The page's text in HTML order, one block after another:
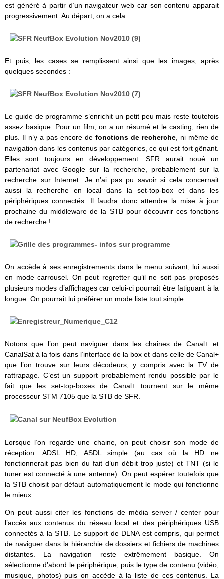
est généré à partir d’un navigateur web car son contenu apparait
progressivement. Au départ, on a cela :
Et puis, les cases se remplissent ainsi que les images, après
quelques secondes :
Le guide de programme s’enrichit un petit peu mais reste toutefois
assez basique. Pour un film, on a un résumé et le casting, rien de
plus. Il n’y a pas encore de fonctions de recherche , ni même de
navigation dans les contenus par catégories, ce qui est fort gênant.
Elles sont toujours en développement. SFR aurait noué un
partenariat avec Google sur la recherche, probablement sur la
recherche sur Internet. Je n’ai pas pu savoir si cela concernait
aussi la recherche en local dans la set-top-box et dans les
périphériques connectés. Il faudra donc attendre la mise à jour
prochaine du middleware de la STB pour découvrir ces fonctions
de recherche !
On accède à ses enregistrements dans le menu suivant, lui aussi
en mode carrousel. On peut regretter qu’il ne soit pas proposés
plusieurs modes d’affichages car celui-ci pourrait être fatiguant à la
longue. On pourrait lui préférer un mode liste tout simple.
Notons que l’on peut naviguer dans les chaines de Canal+ et
CanalSat à la fois dans l’interface de la box et dans celle de Canal+
que l’on trouve sur leurs décodeurs, y compris avec la TV de
rattrapage. C’est un support probablement rendu possible par le
fait que les set-top-boxes de Canal+ tournent sur le même
processeur STM 7105 que la STB de SFR.
Lorsque l’on regarde une chaine, on peut choisir son mode de
réception: ADSL HD, ASDL simple (au cas où la HD ne
fonctionnerait pas bien du fait d’un débit trop juste) et TNT (si le
tuner est connecté à une antenne). On peut espérer toutefois que
la STB choisit par défaut automatiquement le mode qui fonctionne
le mieux.
On peut aussi citer les fonctions de média server / center pour
l’accès aux contenus du réseau local et des périphériques USB
connectés à la STB. Le support de DLNA est compris, qui permet
de naviguer dans la hiérarchie de dossiers et fichiers de machines
distantes. La navigation reste extrêmement basique. On
sélectionne d’abord le périphérique, puis le type de contenu (vidéo,
musique, photos) puis on accède à la liste de ces contenus. La